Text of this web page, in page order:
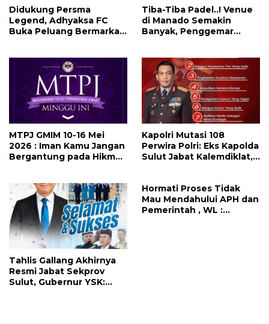
Didukung Persma
Legend, Adhyaksa FC
Buka Peluang Bermarkas
Tiba-Tiba Padel..! Venue
di Manado Semakin
Banyak, Penggemar
MTPJ GMIM 10-16 Mei
2026 : Iman Kamu Jangan
Bergantung pada Hikmat
Kapolri Mutasi 108
Perwira Polri: Eks Kapolda
Sulut Jabat Kalemdiklat,
Tahlis Gallang Akhirnya
Resmi Jabat Sekprov
Sulut, Gubernur YSK:
Hormati Proses Tidak
Mau Mendahului APH dan
Pemerintah , WL :